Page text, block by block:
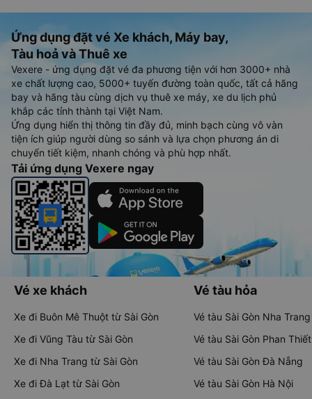
Ứng dụng đặt vé Xe khách, Máy bay,
Tàu hoả và Thuê xe
Vexere - ứng dụng đặt vé đa phương tiện với hơn 3000+ nhà
xe chất lượng cao, 5000+ tuyến đường toàn quốc, tất cả hãng
bay và hãng tàu cùng dịch vụ thuê xe máy, xe du lịch phủ
khắp các tỉnh thành tại Việt Nam.
Ứng dụng hiển thị thông tin đầy đủ, minh bạch cùng vô vàn
tiện ích giúp người dùng so sánh và lựa chọn phương án di
chuyển tiết kiệm, nhanh chóng và phù hợp nhất.
Tải ứng dụng Vexere ngay
Vé xe khách
Xe đi Buôn Mê Thuột từ Sài Gòn
Xe đi Vũng Tàu từ Sài Gòn
Xe đi Nha Trang từ Sài Gòn
Xe đi Đà Lạt từ Sài Gòn
Vé tàu hỏa
Vé tàu Sài Gòn Nha Trang
Vé tàu Sài Gòn Phan Thiết
Vé tàu Sài Gòn Đà Nẵng
Vé tàu Sài Gòn Hà Nội